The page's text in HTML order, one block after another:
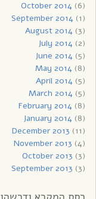
October 2014(6)
September 2014(1)
August 2014(3)
July 2014(2)
June 2014(5)
May 2014(8)
April 2014(5)
March 2014(5)
February 2014(8)
January 2014(8)
December 2013 (11)
November 2013 (4)
October 2013 (3)
September 2013 (3)